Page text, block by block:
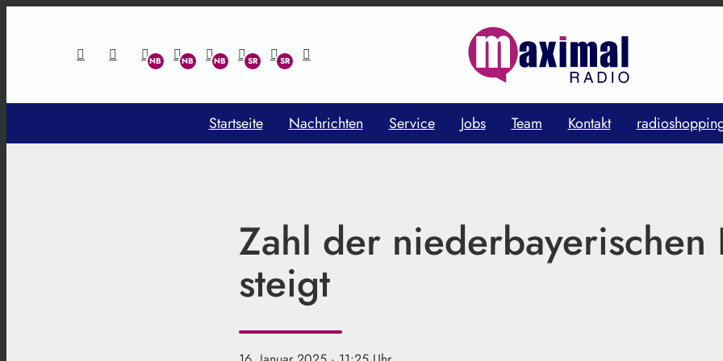
Startseite Nachrichten Service Jobs Team Kontakt
Zahl der niederbayerischen
steigt